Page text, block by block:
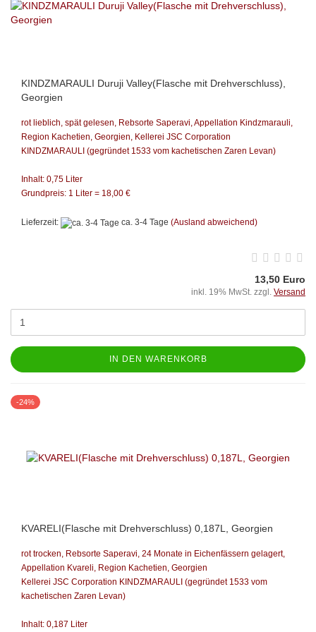
KINDZMARAULI Duruji Valley(Flasche mit Drehverschluss),
Georgien
rot lieblich, spät gelesen, Rebsorte Saperavi, Appellation Kindzmarauli,
Region Kachetien, Georgien, Kellerei JSC Corporation
KINDZMARAULI (gegründet 1533 vom kachetischen Zaren Levan)
Inhalt: 0,75 Liter
Grundpreis: 1 Liter = 18,00 €
Lieferzeit: ca. 3-4 Tage (Ausland abweichend)
13,50 Euro
inkl. 19% MwSt. zzgl. Versand
IN DEN WARENKORB
-24%
KVARELI(Flasche mit Drehverschluss) 0,187L, Georgien
rot trocken, Rebsorte Saperavi, 24 Monate in Eichenfässern gelagert,
Appellation Kvareli, Region Kachetien, Georgien
Kellerei JSC Corporation KINDZMARAULI (gegründet 1533 vom
kachetischen Zaren Levan)
Inhalt: 0,187 Liter